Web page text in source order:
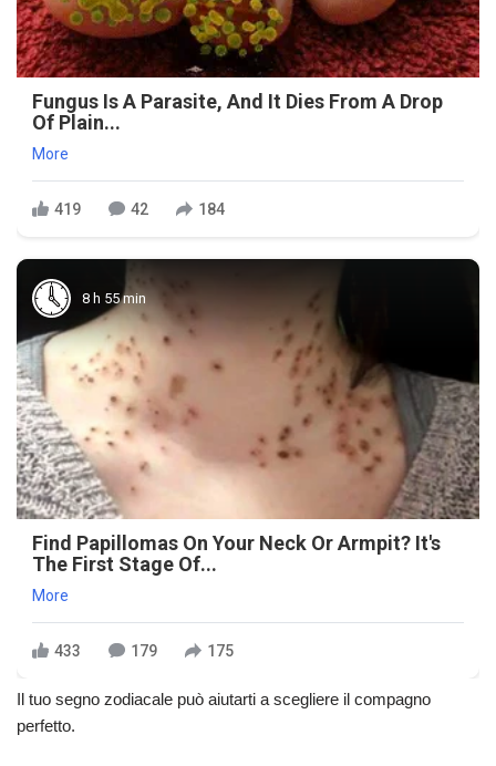
Fungus Is A Parasite, And It Dies From A Drop
Of Plain...
More
419 42 184
8 h 55 min
Find Papillomas On Your Neck Or Armpit? It's
The First Stage Of...
More
433 179 175
Il tuo segno zodiacale può aiutarti a scegliere il compagno
perfetto.